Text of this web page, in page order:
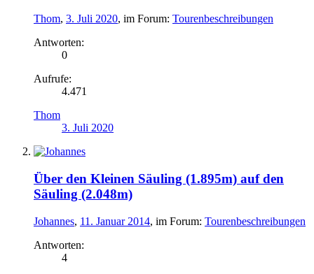
Thom, 3. Juli 2020, im Forum: Tourenbeschreibungen
Antworten:
0
Aufrufe:
4.471
Thom
3. Juli 2020
Über den Kleinen Säuling (1.895m) auf den
Säuling (2.048m)
Johannes, 11. Januar 2014, im Forum: Tourenbeschreibungen
Antworten:
4